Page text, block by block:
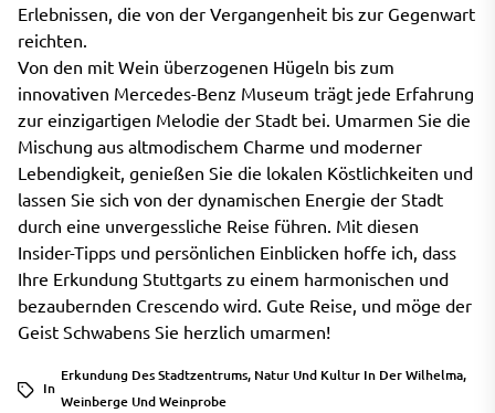
Erlebnissen, die von der Vergangenheit bis zur Gegenwart
reichten.
Von den mit Wein überzogenen Hügeln bis zum
innovativen Mercedes-Benz Museum trägt jede Erfahrung
zur einzigartigen Melodie der Stadt bei. Umarmen Sie die
Mischung aus altmodischem Charme und moderner
Lebendigkeit, genießen Sie die lokalen Köstlichkeiten und
lassen Sie sich von der dynamischen Energie der Stadt
durch eine unvergessliche Reise führen. Mit diesen
Insider-Tipps und persönlichen Einblicken hoffe ich, dass
Ihre Erkundung Stuttgarts zu einem harmonischen und
bezaubernden Crescendo wird. Gute Reise, und möge der
Geist Schwabens Sie herzlich umarmen!
In
Erkundung Des Stadtzentrums, Natur Und Kultur In Der Wilhelma,
Weinberge Und Weinprobe